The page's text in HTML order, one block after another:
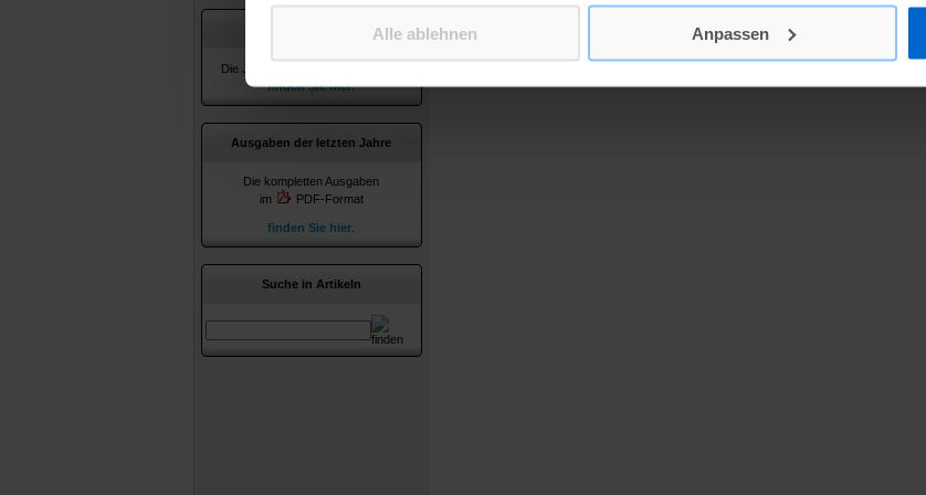
Alle ablehnen Anpassen
Die Jahresverzeichnisse ab 2010
finden Sie hier.
Ausgaben der letzten Jahre
Die kompletten Ausgaben
im
PDF-Format
finden Sie hier
Suche in Artikeln